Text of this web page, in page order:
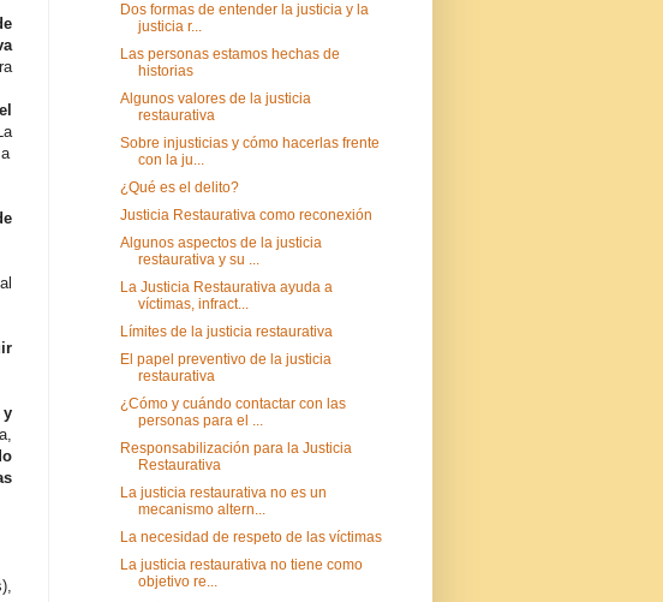
y
Dos formas de entender la justicia y la
justicia r...
Las personas estamos hechas de
historias
Algunos valores de la justicia
restaurativa
Sobre injusticias y cómo hacerlas frente
con la ju...
¿Qué es el delito?
Justicia Restaurativa como reconexión
Algunos aspectos de la justicia
restaurativa y su ...
La Justicia Restaurativa ayuda a
víctimas, infract...
Límites de la justicia restaurativa
El papel preventivo de la justicia
restaurativa
¿Cómo y cuándo contactar con las
personas para el ...
Responsabilización para la Justicia
Restaurativa
La justicia restaurativa no es un
mecanismo altern...
La necesidad de respeto de las víctimas
La justicia restaurativa no tiene como
objetivo re...